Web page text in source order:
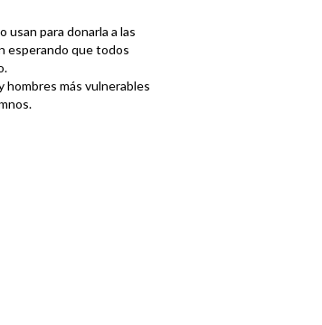
usan para donarla a las
esperando que todos
hombres más vulnerables